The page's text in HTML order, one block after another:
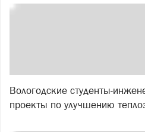
Вологодские студенты-
проекты по улучшению